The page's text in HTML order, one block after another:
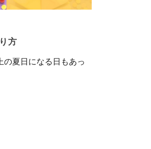
方
の夏日になる日もあっ